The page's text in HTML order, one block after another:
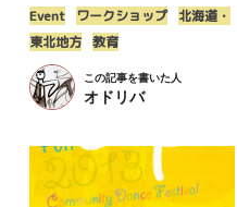
Event ワークショップ
北海道・
東北地方 教育
この記事を書いた人
オドリバ